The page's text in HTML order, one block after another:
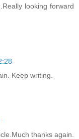
looking forward
Keep writing.
thanks again.